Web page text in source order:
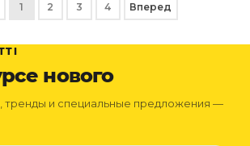
1 2 3 4 Вперед
нового
тренды и специальные предложения —